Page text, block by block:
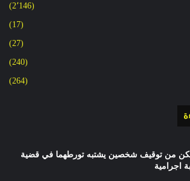
(2٬146)
(17)
(27)
(240)
(264)
من توقيف شخصين يشتبه تورطهما في قضية
اجرامية